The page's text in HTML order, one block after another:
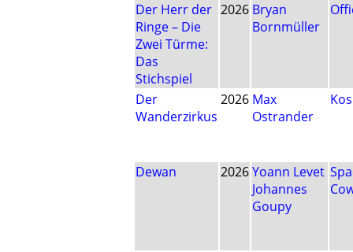
Der Herr der
Ringe – Die
Zwei Türme:
Das
Stichspiel
2026 Bryan
Bornmüller
Der
Wanderzirkus
2026 Max
Ostrander
Dewan 2026Yoann Levet
Johannes
Goupy